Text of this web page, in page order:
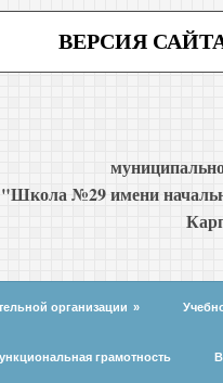
ВЕРСИЯ
"Школа №29 имени
организации »
грамотность